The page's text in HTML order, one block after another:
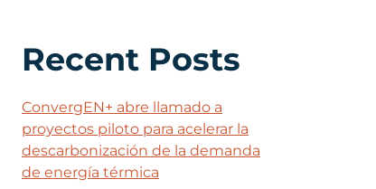
Recent Posts
ConvergEN+ abre llamado a
proyectos piloto para acelerar la
descarbonización de la demanda
de energía térmica